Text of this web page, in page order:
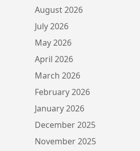
August 2026
July 2026
May 2026
April 2026
March 2026
February 2026
January 2026
December 2025
November 2025